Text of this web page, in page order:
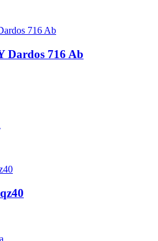
Dardos 716 Ab